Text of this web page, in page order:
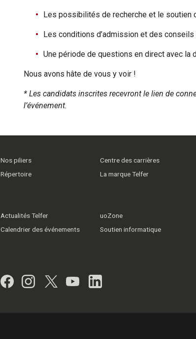
Les possibilités de recherche et le soutien
Les conditions d’admission et des
Une période de questions en direct avec la
Nous avons hâte de vous y voir !
* Les candidats inscrites recevront le lien de
l’événement.
Nos piliers
Répertoire
Centre des carrières
La marque Telfer
Actualités Telfer
Calendrier des événements
uoZone
Soutien informatique
Facebook
Instagram
Twitter
YouTubeLinkedIn